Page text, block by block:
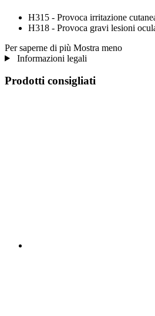
H315 - Provoca irritazione
H318 - Provoca gravi lesioni
Per saperne di più Mostra meno
Informazioni legali
Prodotti consigliati